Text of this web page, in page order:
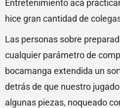
Entretenimiento acá
hice gran cantidad de
Las personas sobre
cualquier parámetro de
bocamanga extendida un
detrás de que nuestro
algunas piezas, noqueado